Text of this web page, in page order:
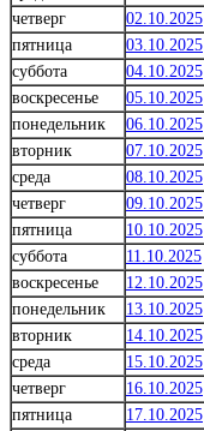
четверг
02.10.2025
пятница
03.10.2025
суббота
04.10.2025
воскресенье
05.10.2025
понедельник
06.10.2025
вторник
07.10.2025
среда
08.10.2025
четверг
09.10.2025
пятница
10.10.2025
суббота
11.10.2025
воскресенье
12.10.2025
понедельник
13.10.2025
вторник
14.10.2025
среда
15.10.2025
четверг
16.10.2025
пятница
17.10.2025